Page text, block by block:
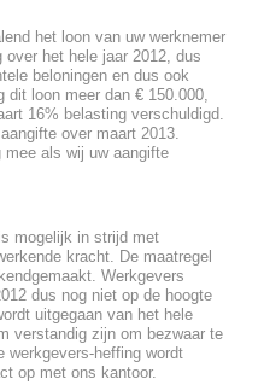
het loon van uw werknemer
over het hele jaar 2012, dus
beloningen en dus ook
dit loon meer dan € 150.000,
16% belasting verschuldigd.
over maart 2013.
mee als wij uw aangifte
mogelijk in strijd met
kracht. De maatregel
Werkgevers
dus nog niet op de hoogte
uitgegaan van het hele
verstandig zijn om bezwaar te
werkgevers-heffing wordt
op met ons kantoor.